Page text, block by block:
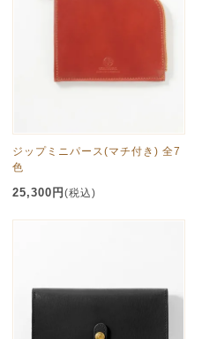
ジップミニパース(マチ付き) 全7
色
25,300円 (税込)